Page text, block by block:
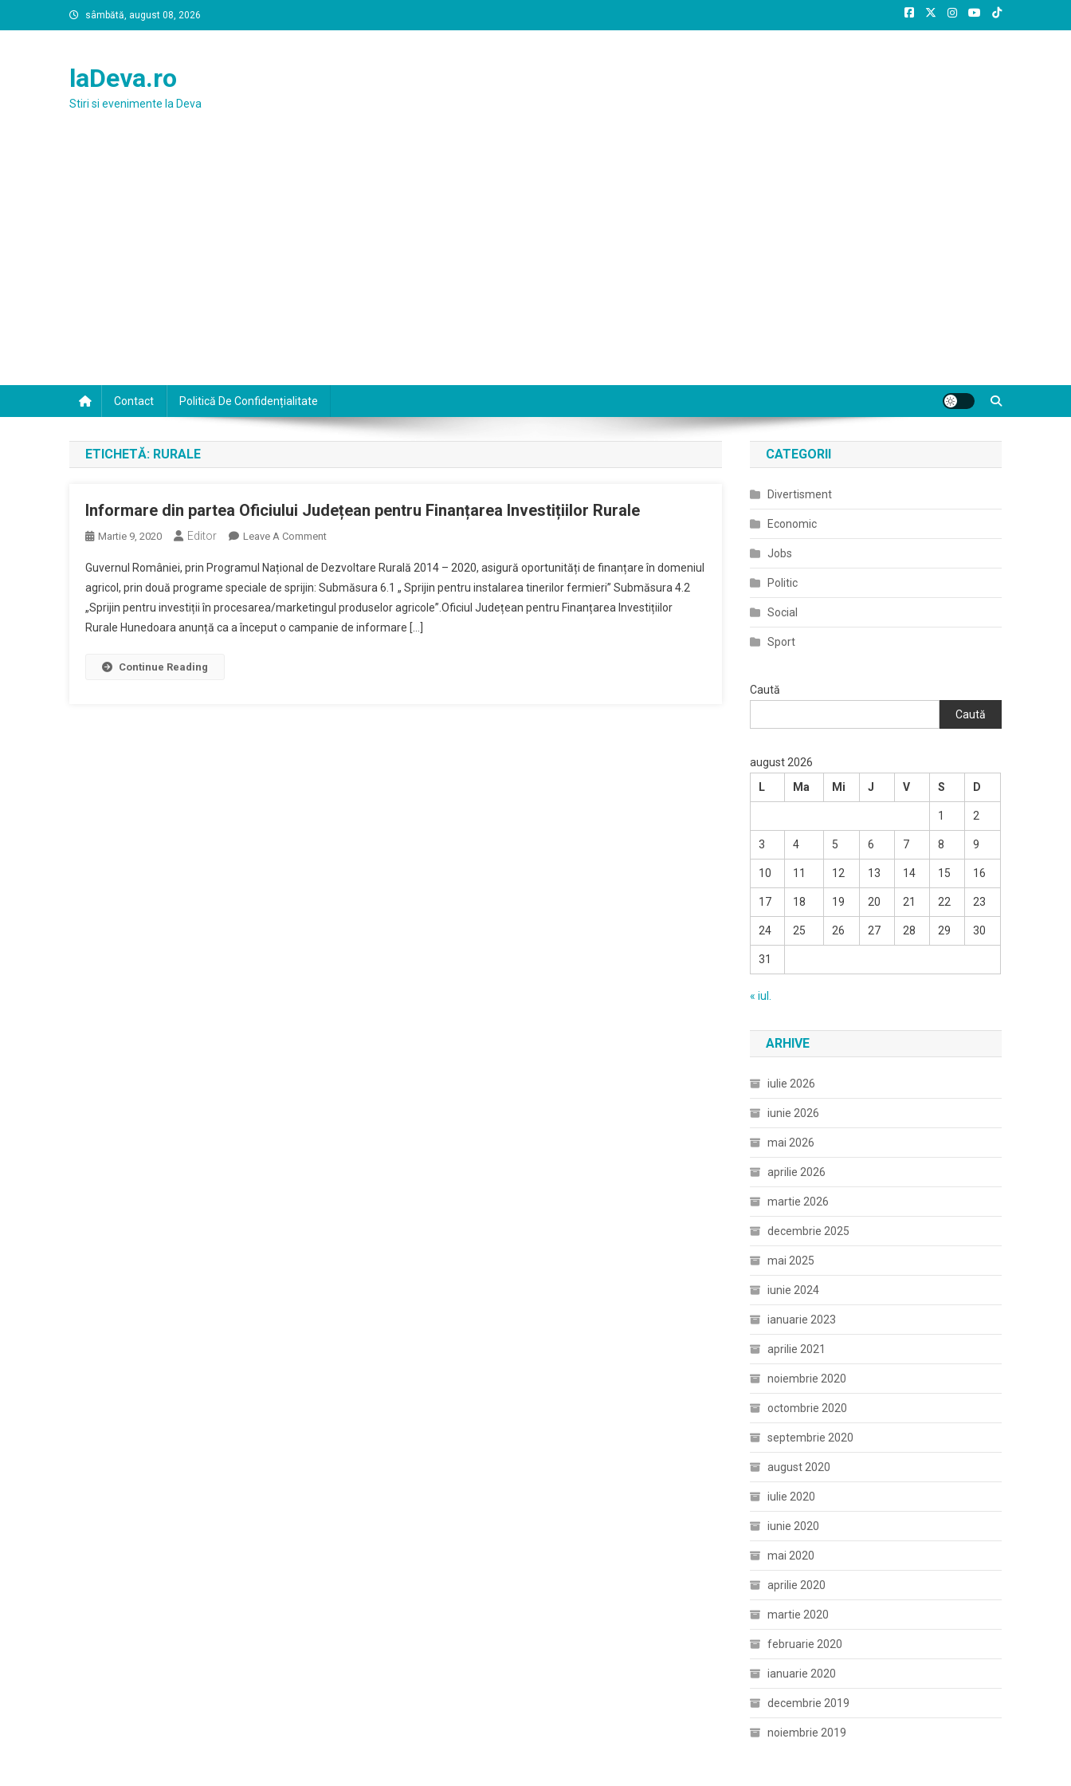
to
sâmbătă, august 08, 2026
laDeva.ro
Stiri si evenimente la Deva
Contact Politică De Confidențialitate
ETICHETĂ: RURALE
Informare din partea Oficiului Județean pentru Finanțarea Investițiilor Rurale
Martie 9, 2020 Editor Leave A CommentOn
Din
Partea
Oficiului
Județean
Guvernul României, prin Programul Național de Dezvoltare Rurală 2014 – 2020, asigură oportunități de finanțare în domeniul
agricol, prin două programe speciale de sprijin: Submăsura 6.1 „ Sprijin pentru instalarea tinerilor fermieri” Submăsura 4.2
„Sprijin pentru investiții în procesarea/marketingul produselor agricole”.Oficiul Județean pentru Finanțarea Investițiilor
Rurale Hunedoara anunță ca a început o campanie de informare […]
Continue Reading
CATEGORII
Divertisment
Economic
Jobs
Politic
Social
Sport
Caută
Caută
august 2026
L
Ma Mi J V S D
1 2
3 4 5 6 7 8 9
10 11 12 13 14 15 16
17 18 19 20 21 22 23
24 25 26 27 28 29 30
31
« iul.
ARHIVE
iulie 2026
iunie 2026
mai 2026
aprilie 2026
martie 2026
decembrie 2025
mai 2025
iunie 2024
ianuarie 2023
aprilie 2021
noiembrie 2020
octombrie 2020
septembrie 2020
august 2020
iulie 2020
iunie 2020
mai 2020
aprilie 2020
martie 2020
februarie 2020
ianuarie 2020
decembrie 2019
noiembrie 2019